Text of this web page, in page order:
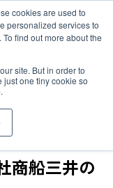
cookies are used to
personalized services to
find out more about the
site. But in order to
just one tiny cookie so
三井の完全子会社化
商船三井の